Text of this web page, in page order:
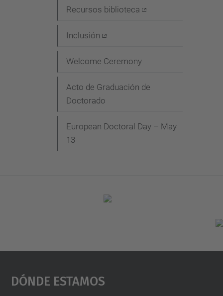
Recursos biblioteca
Inclusión
Welcome Ceremony
Acto de Graduación de
Doctorado
European Doctoral Day – May
13
Dónde Estamos